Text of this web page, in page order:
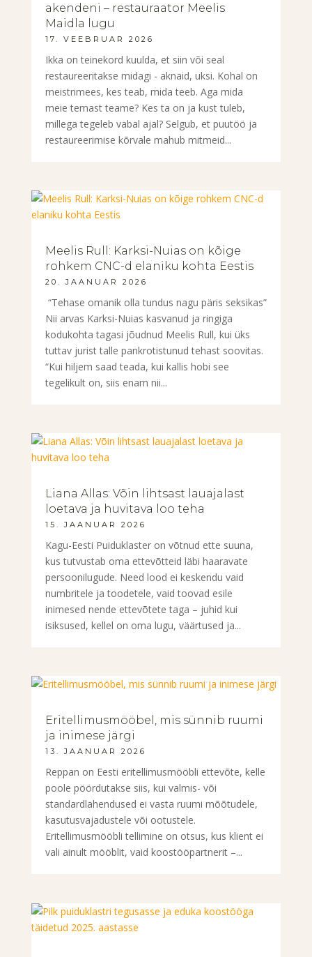
akendeni – restauraator Meelis
Maidla lugu
17. VEEBRUAR 2026
Ikka on teinekord kuulda, et siin või seal
restaureeritakse midagi - aknaid, uksi. Kohal on
meistrimees, kes teab, mida teeb. Aga mida
meie temast teame? Kes ta on ja kust tuleb,
millega tegeleb vabal ajal? Selgub, et puutöö ja
restaureerimise kõrvale mahub mitmeid...
Meelis Rull: Karksi-Nuias on kõige
rohkem CNC-d elaniku kohta Eestis
20. JAANUAR 2026
“Tehase omanik olla tundus nagu päris seksikas”
Nii arvas Karksi-Nuias kasvanud ja ringiga
kodukohta tagasi jõudnud Meelis Rull, kui üks
tuttav jurist talle pankrotistunud tehast soovitas.
“Kui hiljem saad teada, kui kallis hobi see
tegelikult on, siis enam nii...
Liana Allas: Võin lihtsast lauajalast
loetava ja huvitava loo teha
15. JAANUAR 2026
Kagu-Eesti Puiduklaster on võtnud ette suuna,
kus tutvustab oma ettevõtteid läbi haaravate
persoonilugude. Need lood ei keskendu vaid
numbritele ja toodetele, vaid toovad esile
inimesed nende ettevõtete taga – juhid kui
isiksused, kellel on oma lugu, väärtused ja...
Eritellimusmööbel, mis sünnib ruumi
ja inimese järgi
13. JAANUAR 2026
Reppan on Eesti eritellimusmööbli ettevõte, kelle
poole pöördutakse siis, kui valmis- või
standardlahendused ei vasta ruumi mõõtudele,
kasutusvajadustele või ootustele.
Eritellimusmööbli tellimine on otsus, kus klient ei
vali ainult mööblit, vaid koostööpartnerit –...